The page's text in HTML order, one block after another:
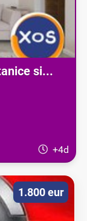
si...
+4d
1.800 eur